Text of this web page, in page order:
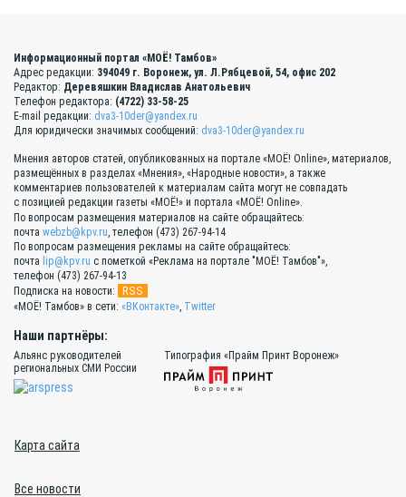
Информационный портал «МОЁ! Тамбов»
Адрес редакции: 394049 г. Воронеж, ул. Л.Рябцевой, 54, офис 202
Редактор: Деревяшкин Владислав Анатольевич
Телефон редактора: (4722) 33-58-25
E-mail редакции: dva3-10der@yandex.ru
Для юридически значимых сообщений: dva3-10der@yandex.ru
Мнения авторов статей, опубликованных на портале «МОЁ! Online», материалов,
размещённых в разделах «Мнения», «Народные новости», а также
комментариев пользователей к материалам сайта могут не совпадать
с позицией редакции газеты «МОЁ!» и портала «МОЁ! Online».
По вопросам размещения материалов на сайте обращайтесь:
почта webzb@kpv.ru, телефон (473) 267-94-14
По вопросам размещения рекламы на сайте обращайтесь:
почта lip@kpv.ru с пометкой «Реклама на портале "МОЁ! Тамбов"»,
телефон (473) 267-94-13
Подписка на новости:
RSS
«МОЁ! Тамбов» в сети: «ВКонтакте», Twitter
Наши партнёры:
Альянс руководителей
региональных СМИ России
Типография «Прайм Принт Воронеж»
Карта сайта
Все новости